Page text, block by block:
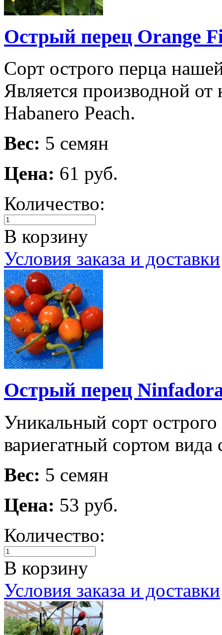
Острый перец Orange
Сорт острого перца
Является производной
Habanero Peach.
Вес: 5 семян
Цена: 61 руб.
Количество:
В корзину
Условия заказа и доставки
Острый перец
Уникальный сорт
вариегатный сортом вида
Вес: 5 семян
Цена: 53 руб.
Количество:
В корзину
Условия заказа и доставки